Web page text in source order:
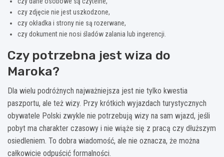
czy zdjęcie nie jest uszkodzone,
czy okładka i strony nie są rozerwane,
czy dokument nie nosi śladów zalania lub ingerencji.
Czy potrzebna jest wiza do
Maroka?
Dla wielu podróżnych najważniejsza jest nie tylko kwestia
paszportu, ale też wizy. Przy krótkich wyjazdach turystycznych
obywatele Polski zwykle nie potrzebują wizy na sam wjazd, jeśli
pobyt ma charakter czasowy i nie wiąże się z pracą czy dłuższym
osiedleniem. To dobra wiadomość, ale nie oznacza, że można
całkowicie odpuścić formalności.